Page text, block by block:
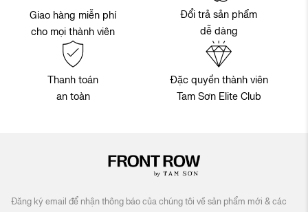
Giao hàng miễn phí
cho mọi thành viên
Đổi trả sản phẩm
dễ dàng
Thanh toán
an toàn
Đặc quyền thành viên
Tam Sơn Elite Club
Đăng ký email để nhận thông báo của chúng tôi về sản phẩm mới & các